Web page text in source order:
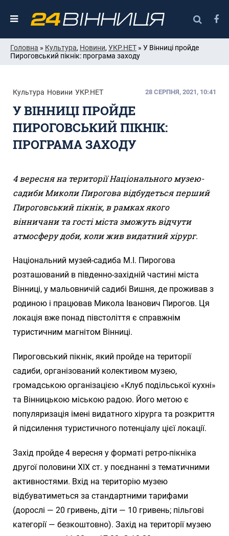
Головна » Культура, Новини, УКР.НЕТ » У Вінниці пройде
Пироговський пікнік: програма заходу
Культура Новини УКР.НЕТ 28 СЕРПНЯ, 2021, 10:41
У ВІННИЦІ ПРОЙДЕ
ПИРОГОВСЬКИЙ ПІКНІК:
ПРОГРАМА ЗАХОДУ
4 вересня на території Національного музею-
садиби Миколи Пирогова відбудеться перший
Пироговський пікнік, в рамках якого
вінничани та гості міста зможуть відчути
атмосферу доби, коли жив видатний хірург.
Національний музей-садиба М.І. Пирогова
розташований в південно-західній частині міста
Вінниці, у мальовничій садибі Вишня, де проживав з
родиною і працював Микола Іванович Пирогов. Ця
локація вже понад півстоліття є справжнім
туристичним магнітом Вінниці.
Пироговський пікнік, який пройде на території
садиби, організований колективом музею,
громадською організацією «Клуб подільської кухні»
та Вінницькою міською радою. Його метою є
популяризація імені видатного хірурга та розкриття
й підсилення туристичного потенціалу цієї локації.
Захід пройде 4 вересня у форматі ретро-пікніка
другої половини ХІХ ст. у поєднанні з тематичними
активностями. Вхід на територію музею
відбуватиметься за стандартними тарифами
(дорослі — 20 гривень, діти — 10 гривень; пільгові
категорії — безкоштовно). Захід на території музею